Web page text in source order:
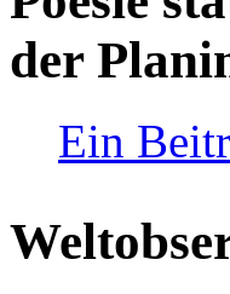
der
Ein